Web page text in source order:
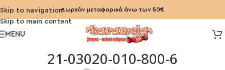
Skip to navigation
Skip to main content
Δωρεάν μεταφορικά άνω των 50€
MENU
21-03020-010-800-6